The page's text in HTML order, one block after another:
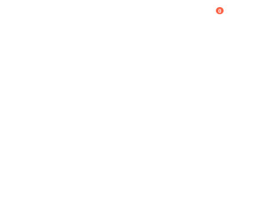
0